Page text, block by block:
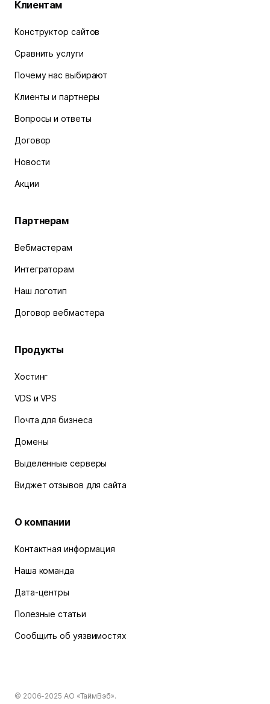
Клиентам
Конструктор сайтов
Сравнить услуги
Почему нас выбирают
Клиенты и партнеры
Вопросы и ответы
Договор
Новости
Акции
Партнерам
Вебмастерам
Интеграторам
Наш логотип
Договор вебмастера
Продукты
Хостинг
VDS и VPS
Почта для бизнеса
Домены
Выделенные серверы
Виджет отзывов для сайта
О компании
Контактная информация
Наша команда
Дата-центры
Полезные статьи
Сообщить об уязвимостях
© 2006-2025 АО «ТаймВэб».